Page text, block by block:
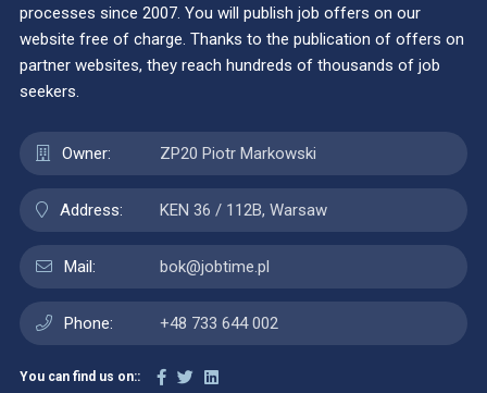
processes since 2007. You will publish job offers on our
website free of charge. Thanks to the publication of offers on
partner websites, they reach hundreds of thousands of job
seekers.
Owner: ZP20 Piotr Markowski
Address: KEN 36 / 112B, Warsaw
Mail: bok@jobtime.pl
Phone: +48 733 644 002
You can find us on::